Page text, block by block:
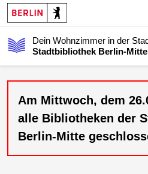
Dein Wohnzimmer in der
Stadtbibliothek Berlin-Mitte
Am Mittwoch, dem
alle Bibliotheken der
Berlin-Mitte